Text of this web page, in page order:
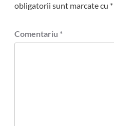
obligatorii sunt marcate cu *
Comentariu *